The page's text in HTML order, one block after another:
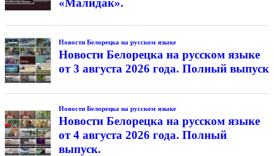
«Малидак».
Новости Белорецка на русском языке
Новости Белорецка на русском языке
от 3 августа 2026 года. Полный выпуск
Новости Белорецка на русском языке
Новости Белорецка на русском языке
от 4 августа 2026 года. Полный
выпуск.